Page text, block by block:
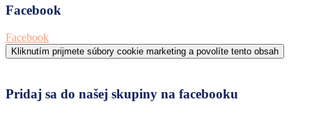
Facebook
Facebook
Kliknutím prijmete súbory cookie marketing a povolíte tento obsah
Pridaj sa do našej skupiny na facebooku